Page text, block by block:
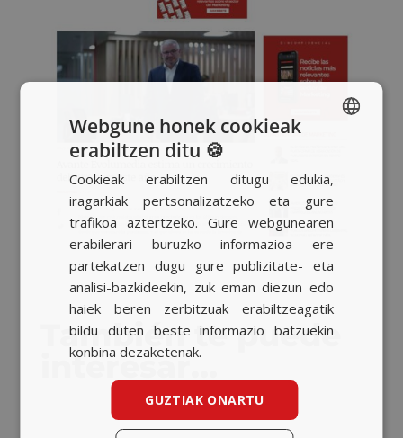
También te puede
interesar…
BASQUE
CATALAN
ENGLISH
Webgune honek cookieak
erabiltzen ditu 🍪
Cookieak erabiltzen ditugu edukia,
iragarkiak pertsonalizatzeko eta gure
trafikoa aztertzeko. Gure webgunearen
erabilerari buruzko informazioa ere
partekatzen dugu gure publizitate- eta
analisi-bazkideekin, zuk eman diezun edo
haiek beren zerbitzuak erabiltzeagatik
bildu duten beste informazio batzuekin
konbina dezaketenak.
GUZTIAK ONARTU